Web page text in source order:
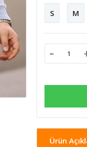
S M
-
Ürün